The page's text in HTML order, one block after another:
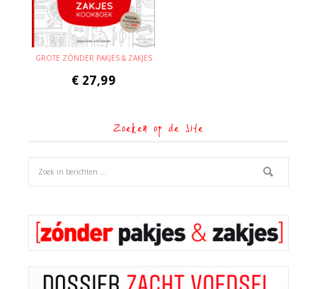
GROTE ZÓNDER PAKJES & ZAKJES
€ 27,99
Zoeken op de site